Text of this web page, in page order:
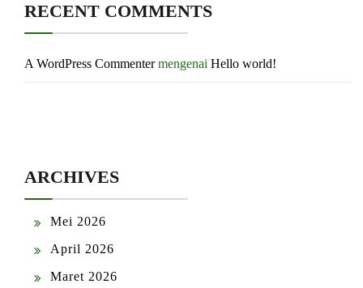
RECENT COMMENTS
A WordPress Commentermengenai Hello world!
ARCHIVES
Mei 2026
April 2026
Maret 2026